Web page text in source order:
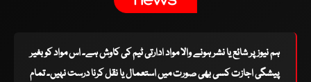
ہم نیوز پر شائع یا نشر ہونے والا مواد ادارتی ٹیم کی کاوش ہے۔ اس مواد کو بغیر
پیشگی اجازت کسی بھی صورت میں استعمال یا نقل کرنا درست نہیں۔ تمام